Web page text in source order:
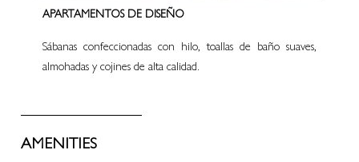
APARTAMENTOS DE DISEÑO
Sábanas confeccionadas con hilo, toallas de baño suaves,
almohadas y cojines de alta calidad.
AMENITIES